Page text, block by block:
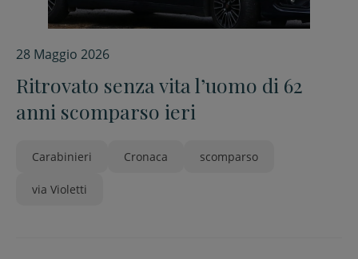
28 Maggio 2026
Ritrovato senza vita l’uomo di 62
anni scomparso ieri
Carabinieri Cronaca scomparso
via Violetti